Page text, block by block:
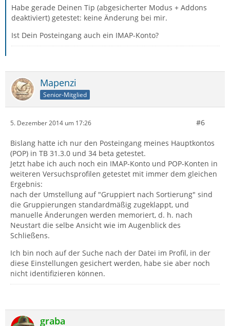
Habe gerade Deinen Tip (abgesicherter Modus + Addons
deaktiviert) getestet: keine Änderung bei mir.
Ist Dein Posteingang auch ein IMAP-Konto?
Mapenzi
Senior-Mitglied
5. Dezember 2014 um 17:26 #6
Bislang hatte ich nur den Posteingang meines Hauptkontos
(POP) in TB 31.3.0 und 34 beta getestet.
Jetzt habe ich auch noch ein IMAP-Konto und POP-Konten in
weiteren Versuchsprofilen getestet mit immer dem gleichen
Ergebnis:
nach der Umstellung auf "Gruppiert nach Sortierung" sind
die Gruppierungen standardmäßig zugeklappt, und
manuelle Änderungen werden memoriert, d. h. nach
Neustart die selbe Ansicht wie im Augenblick des
Schließens.
Ich bin noch auf der Suche nach der Datei im Profil, in der
diese Einstellungen gesichert werden, habe sie aber noch
nicht identifizieren können.
graba